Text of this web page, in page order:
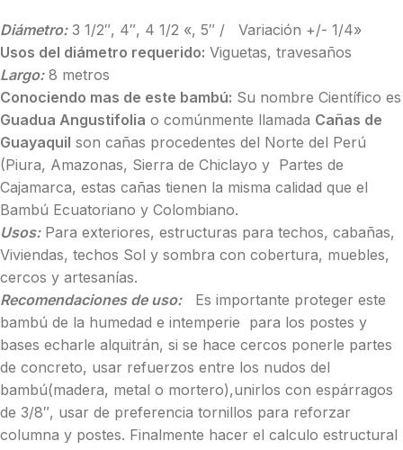
Diámetro:3 1/2″, 4″, 4 1/2 «, 5″ / Variación +/- 1/4»
Usos del diámetro requerido: Viguetas, travesaños
Largo:8 metros
Conociendo mas de este bambú: Su nombre Científico es
Guadua Angustifolia o comúnmente llamada Cañas de
Guayaquil son cañas procedentes del Norte del Perú
(Piura, Amazonas, Sierra de Chiclayo y Partes de
Cajamarca, estas cañas tienen la misma calidad que el
Bambú Ecuatoriano y Colombiano.
Usos:Para exteriores, estructuras para techos, cabañas,
Viviendas, techos Sol y sombra con cobertura, muebles,
cercos y artesanías.
Recomendaciones de uso:
Es importante proteger este
bambú de la humedad e intemperie para los postes y
bases echarle alquitrán, si se hace cercos ponerle partes
de concreto, usar refuerzos entre los nudos del
bambú(madera, metal o mortero),unirlos con espárragos
de 3/8″, usar de preferencia tornillos para reforzar
columna y postes. Finalmente hacer el calculo estructural